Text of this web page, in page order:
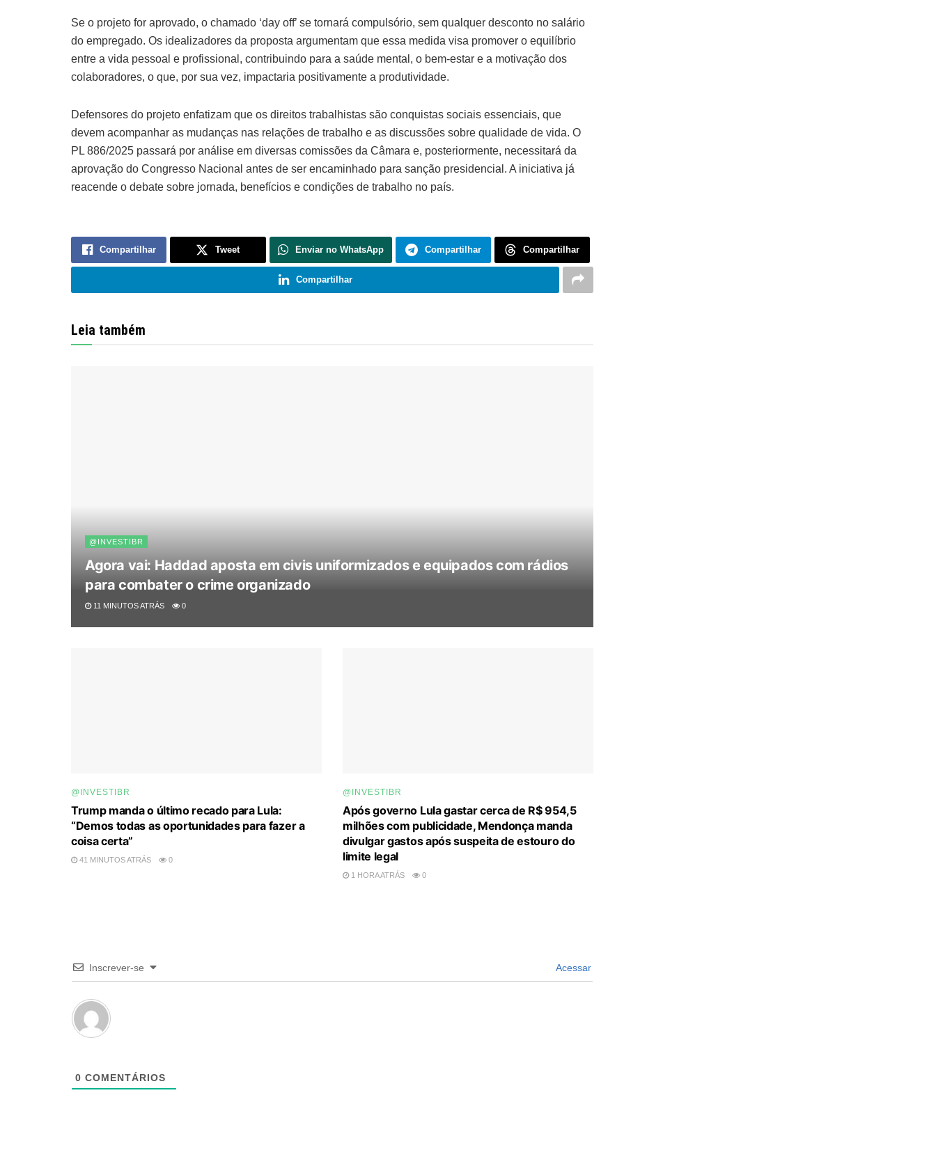
Se o projeto for aprovado, o chamado ‘day off’ se tornará compulsório, sem qualquer desconto no salário
do empregado. Os idealizadores da proposta argumentam que essa medida visa promover o equilíbrio
entre a vida pessoal e profissional, contribuindo para a saúde mental, o bem-estar e a motivação dos
colaboradores, o que, por sua vez, impactaria positivamente a produtividade.
Defensores do projeto enfatizam que os direitos trabalhistas são conquistas sociais essenciais, que
devem acompanhar as mudanças nas relações de trabalho e as discussões sobre qualidade de vida. O
PL 886/2025 passará por análise em diversas comissões da Câmara e, posteriormente, necessitará da
aprovação do Congresso Nacional antes de ser encaminhado para sanção presidencial. A iniciativa já
reacende o debate sobre jornada, benefícios e condições de trabalho no país.
Compartilhar Tweet Enviar no WhatsApp Compartilhar Compartilhar
Compartilhar
Leia também
@INVESTIBR
Agora vai: Haddad aposta em civis uniformizados e equipados com rádios
para combater o crime organizado
11 MINUTOS ATRÁS 0
@INVESTIBR
Trump manda o último recado para Lula:
“Demos todas as oportunidades para fazer a
coisa certa”
41 MINUTOS ATRÁS 0
@INVESTIBR
Após governo Lula gastar cerca de R$ 954,5
milhões com publicidade, Mendonça manda
divulgar gastos após suspeita de estouro do
limite legal
1 HORA ATRÁS 0
Inscrever-se Acessar
0 COMENTÁRIOS